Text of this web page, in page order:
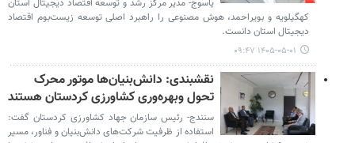
یاسوج- مدیر مرکز رشد و توسعه اقتصاد دیجیتال استان
کهگیلویه و بویراحمد، هوش مصنوعی را راهبرد اصلی توسعه زیست‌بوم اقتصاد
دیجیتال استان دانست.
۱۴۰۵-۰۵-۰۱ ۰۹:۴۷
نقشبندی: دانش‌بنیان‌ها موتور محرک
تحول وبهره‌وری کشاورزی کردستان هستند
سنندج- رئیس سازمان جهاد کشاورزی کردستان گفت:
استفاده از ظرفیت شرکت‌های دانش‌بنیان و فناور، مسیر